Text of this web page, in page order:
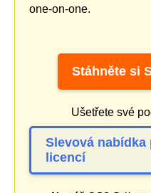
one-on-one.
Stáhněte si
Ušetřete své
Slevová nabídka
licencí